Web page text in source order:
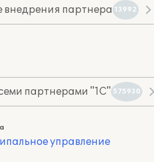
внедрения партнера 13992
партнерами "1С" 575930
управление